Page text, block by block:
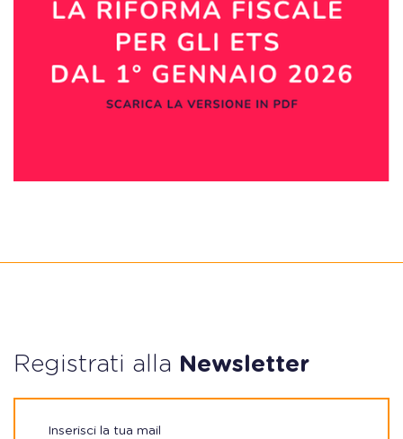
Registrati alla Newsletter